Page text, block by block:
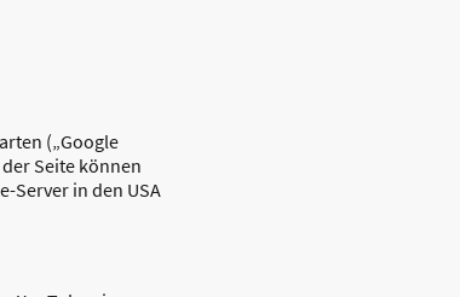
(„Google
Seite können
Server in den USA